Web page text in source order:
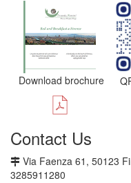
Download brochure
Contact Us
Via Faenza 61, 50123
3285911280